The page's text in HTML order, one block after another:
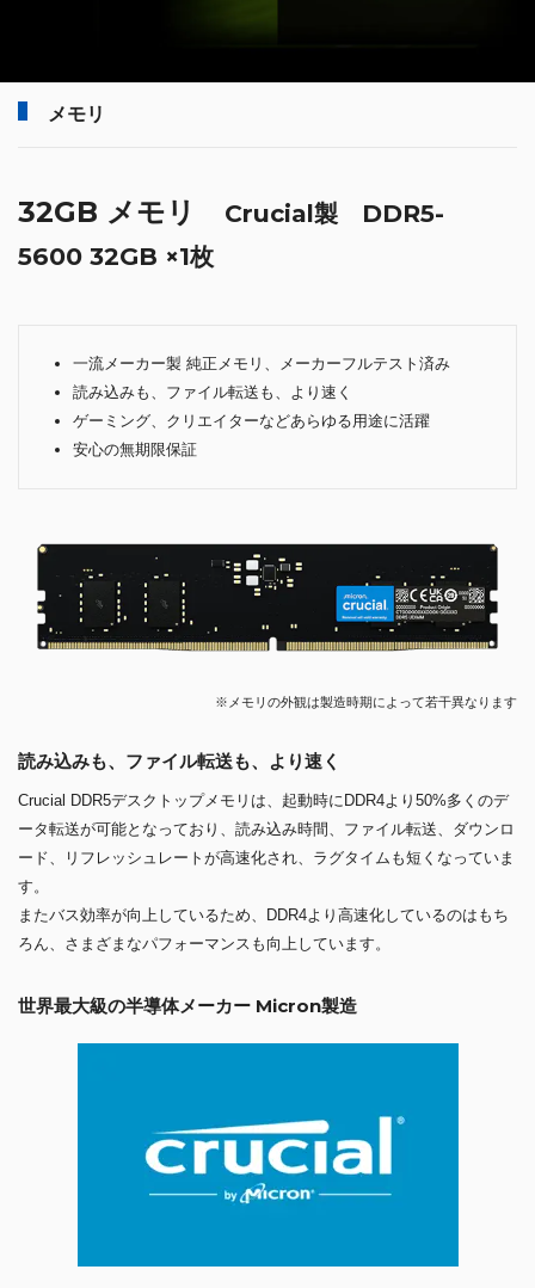
メモリ
32GB メモリ
Crucial製 DDR5-
5600 32GB ×1枚
一流メーカー製 純正メモリ、メーカーフルテスト済み
読み込みも、ファイル転送も、より速く
ゲーミング、クリエイターなどあらゆる用途に活躍
安心の無期限保証
※メモリの外観は製造時期によって若干異なります
読み込みも、ファイル転送も、より速く
Crucial DDR5デスクトップメモリは、起動時にDDR4より50%多くのデ
ータ転送が可能となっており、読み込み時間、ファイル転送、ダウンロ
ード、リフレッシュレートが高速化され、ラグタイムも短くなっていま
す。
またバス効率が向上しているため、DDR4より高速化しているのはもち
ろん、さまざまなパフォーマンスも向上しています。
世界最大級の半導体メーカー Micron製造